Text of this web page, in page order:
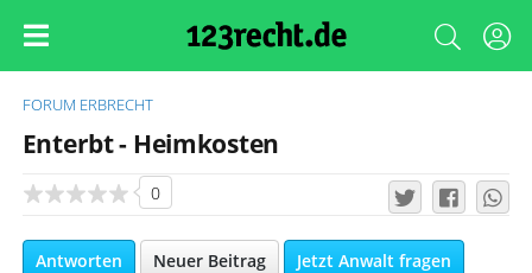
FORUM ERBRECHT
Enterbt - Heimkosten
0
Antworten Neuer Beitrag Jetzt Anwalt fragen